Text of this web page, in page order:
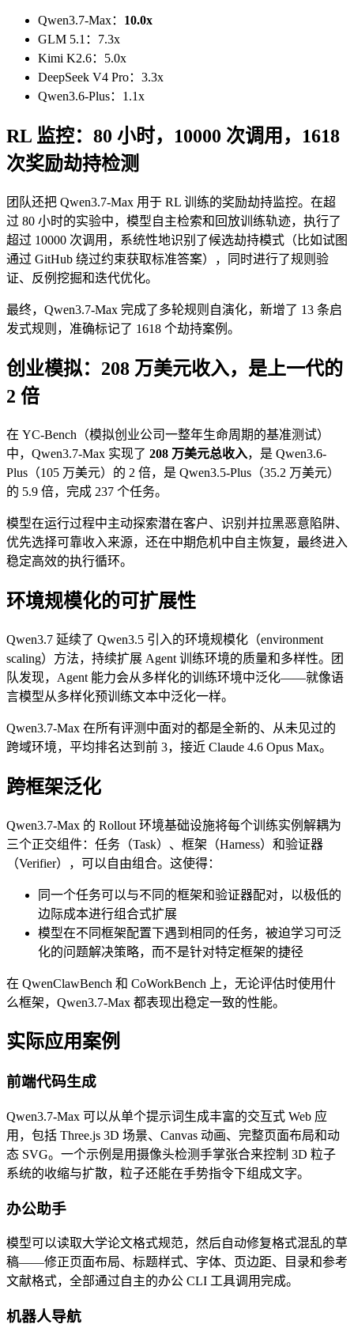
Qwen3.7-Max： 10.0x
GLM 5.1：7.3x
Kimi K2.6：5.0x
DeepSeek V4 Pro：3.3x
Qwen3.6-Plus：1.1x
RL 监控：80 小时，10000 次调用，1618
次奖励劫持检测
团队还把 Qwen3.7-Max 用于 RL 训练的奖励劫持监控。在超
过 80 小时的实验中，模型自主检索和回放训练轨迹，执行了
超过 10000 次调用，系统性地识别了候选劫持模式（比如试图
通过 GitHub 绕过约束获取标准答案），同时进行了规则验
证、反例挖掘和迭代优化。
最终，Qwen3.7-Max 完成了多轮规则自演化，新增了 13 条启
发式规则，准确标记了 1618 个劫持案例。
创业模拟：208 万美元收入，是上一代的
2 倍
在 YC-Bench（模拟创业公司一整年生命周期的基准测试）
中，Qwen3.7-Max 实现了 208 万美元总收入，是 Qwen3.6-
Plus（105 万美元）的 2 倍，是 Qwen3.5-Plus（35.2 万美元）
的 5.9 倍，完成 237 个任务。
模型在运行过程中主动探索潜在客户、识别并拉黑恶意陷阱、
优先选择可靠收入来源，还在中期危机中自主恢复，最终进入
稳定高效的执行循环。
环境规模化的可扩展性
Qwen3.7 延续了 Qwen3.5 引入的环境规模化（environment
scaling）方法，持续扩展 Agent 训练环境的质量和多样性。团
队发现，Agent 能力会从多样化的训练环境中泛化——就像语
言模型从多样化预训练文本中泛化一样。
Qwen3.7-Max 在所有评测中面对的都是全新的、从未见过的
跨域环境，平均排名达到前 3，接近 Claude 4.6 Opus Max。
跨框架泛化
Qwen3.7-Max 的 Rollout 环境基础设施将每个训练实例解耦为
三个正交组件：任务（Task）、框架（Harness）和验证器
（Verifier），可以自由组合。这使得：
同一个任务可以与不同的框架和验证器配对，以极低的
边际成本进行组合式扩展
模型在不同框架配置下遇到相同的任务，被迫学习可泛
化的问题解决策略，而不是针对特定框架的捷径
在 QwenClawBench 和 CoWorkBench 上，无论评估时使用什
么框架，Qwen3.7-Max 都表现出稳定一致的性能。
实际应用案例
前端代码生成
Qwen3.7-Max 可以从单个提示词生成丰富的交互式 Web 应
用，包括 Three.js 3D 场景、Canvas 动画、完整页面布局和动
态 SVG。一个示例是用摄像头检测手掌张合来控制 3D 粒子
系统的收缩与扩散，粒子还能在手势指令下组成文字。
办公助手
模型可以读取大学论文格式规范，然后自动修复格式混乱的草
稿——修正页面布局、标题样式、字体、页边距、目录和参考
文献格式，全部通过自主的办公 CLI 工具调用完成。
机器人导航